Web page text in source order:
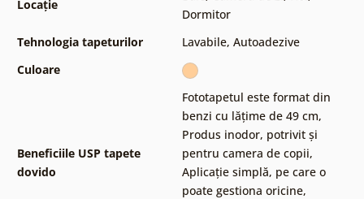
Locație
Dormitor
Tehnologia tapeturilor
Lavabile, Autoadezive
Culoare
Beneficiile USP tapete
dovido
Fototapetul este format din
benzi cu lățime de 49 cm,
Produs inodor, potrivit și
pentru camera de copii,
Aplicație simplă, pe care o
poate gestiona oricine,